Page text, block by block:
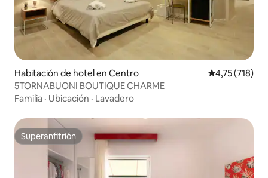
Habitación de hotel en Centro Calificación
4,75 (718)
5TORNABUONI BOUTIQUE CHARME
Familia · Ubicación · Lavadero
Superanfitrión
Superanfitrión